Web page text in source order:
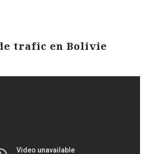
trafic en Bolivie